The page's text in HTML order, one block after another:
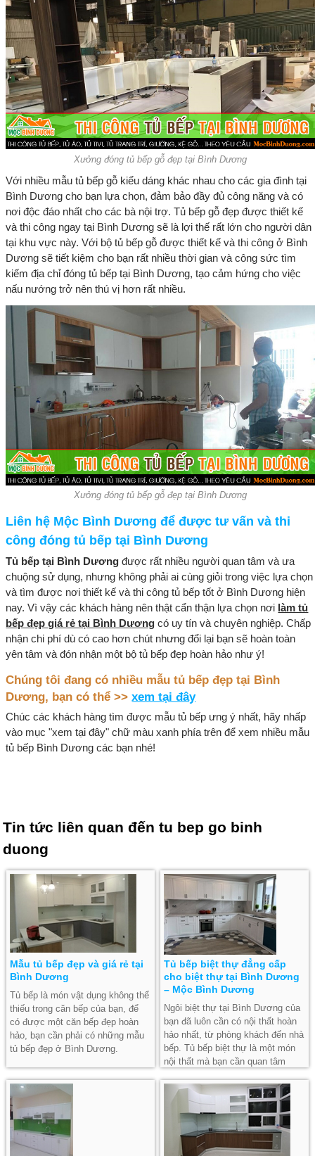
Xưởng đóng tủ bếp gỗ đẹp tại Bình Dương
Với nhiều mẫu tủ bếp gỗ kiểu dáng khác nhau cho các gia đình tại
Bình Dương cho bạn lựa chọn, đảm bảo đầy đủ công năng và có
nơi độc đáo nhất cho các bà nội trợ. Tủ bếp gỗ đẹp được thiết kế
và thi công ngay tại Bình Dương sẽ là lợi thế rất lớn cho người dân
tại khu vực này. Với bộ tủ bếp gỗ được thiết kế và thi công ở Bình
Dương sẽ tiết kiệm cho bạn rất nhiều thời gian và công sức tìm
kiếm địa chỉ đóng tủ bếp tại Bình Dương, tạo cảm hứng cho việc
nấu nướng trở nên thú vị hơn rất nhiều.
Xưởng đóng tủ bếp gỗ đẹp tại Bình Dương
Liên hệ Mộc Bình Dương để được tư vấn và thi
công đóng tủ bếp tại Bình Dương
Tủ bếp tại Bình Dương được rất nhiều người quan tâm và ưa
chuộng sử dụng, nhưng không phải ai cùng giỏi trong việc lựa chọn
và tìm được nơi thiết kế và thi công tủ bếp tốt ở Bình Dương hiện
nay. Vì vậy các khách hàng nên thật cẩn thận lựa chọn nơi làm tủ
bếp đẹp giá rẻ tại Bình Dương có uy tín và chuyên nghiệp. Chấp
nhận chi phí dù có cao hơn chút nhưng đổi lại bạn sẽ hoàn toàn
yên tâm và đón nhận một bộ tủ bếp đẹp hoàn hảo như ý!
Chúng tôi đang có nhiều mẫu tủ bếp đẹp tại Bình
Dương, bạn có thể >>xem tại đây
Chúc các khách hàng tìm được mẫu tủ bếp ưng ý nhất, hãy nhấp
vào mục "xem tại đây" chữ màu xanh phía trên để xem nhiều mẫu
tủ bếp Bình Dương các bạn nhé!
Tin tức liên quan đếntu bep go binh
duong
Mẫu tủ bếp đẹp và giá rẻ tại
Bình Dương
Tủ bếp là món vật dụng không thể
thiếu trong căn bếp của bạn, để
có được một căn bếp đẹp hoàn
hảo, bạn cần phải có những mẫu
tủ bếp đẹp ở Bình Dương.
Tủ bếp biệt thự đẳng cấp
cho biệt thự tại Bình Dương
– Mộc Bình Dương
Ngôi biệt thự tại Bình Dương của
bạn đã luôn cần có nội thất hoàn
hảo nhất, từ phòng khách đến nhà
bếp. Tủ bếp biệt thự là một món
nội thất mà bạn cần quan tâm